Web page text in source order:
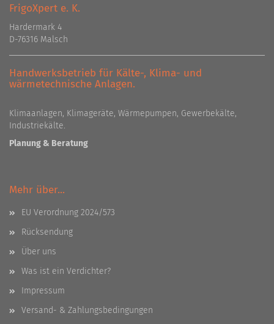
FrigoXpert e. K.
Hardermark 4
D-76316 Malsch
Handwerksbetrieb für Kälte-, Klima- und
wärmetechnische Anlagen.
Klimaanlagen, Klimageräte, Wärmepumpen, Gewerbekälte,
Industriekälte.
Planung & Beratung
Mehr über...
EU Verordnung 2024/573
Rücksendung
Über uns
Was ist ein Verdichter?
Impressum
Versand- & Zahlungsbedingungen